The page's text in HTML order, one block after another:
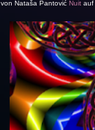
von Nataša Pantović Nuit auf